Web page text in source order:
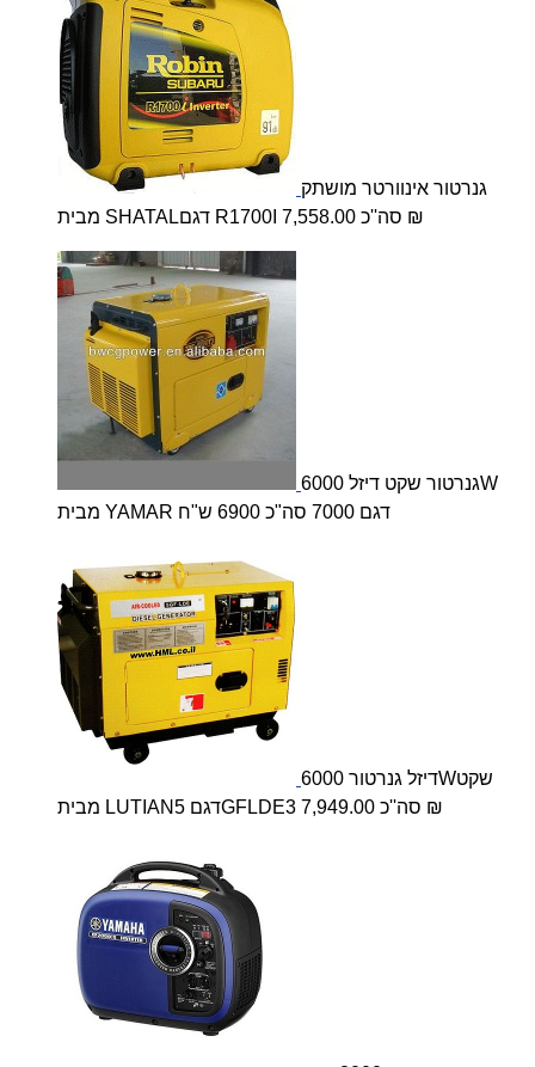
גנרטור אינוורטר מושתק
מבית SHATALדגם R1700I סה''כ 7,558.00 ₪
גנרטור שקט דיזל 6000W
מבית YAMAR דגם 7000 סה"כ 6900 ש"ח
דיזל גנרטור 6000Wשקט
מבית LUTIANדגם 5GFLDE3 סה''כ 7,949.00 ₪